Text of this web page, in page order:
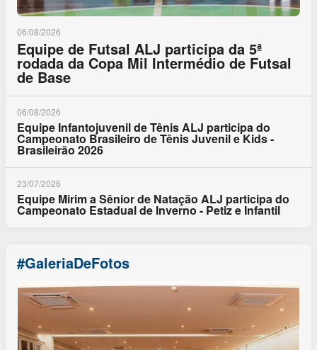
06/08/2026
Equipe de Futsal ALJ participa da 5ª
rodada da Copa Mil Intermédio de Futsal
de Base
06/08/2026
Equipe Infantojuvenil de Tênis ALJ participa do
Campeonato Brasileiro de Tênis Juvenil e Kids -
Brasileirão 2026
23/07/2026
Equipe Mirim a Sênior de Natação ALJ participa do
Campeonato Estadual de Inverno - Petiz e Infantil
#GaleriaDeFotos